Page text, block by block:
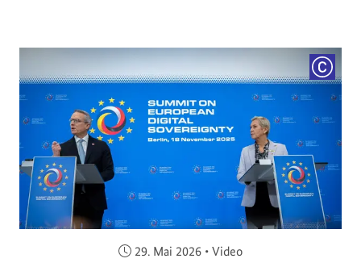
Veröffentlicht am:
29. Mai 2026 • Video